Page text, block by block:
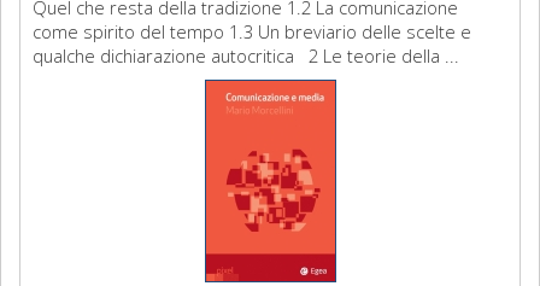
Quel che resta della tradizione 1.2 La comunicazione
come spirito del tempo 1.3 Un breviario delle scelte e
qualche dichiarazione autocritica 2 Le teorie della ...